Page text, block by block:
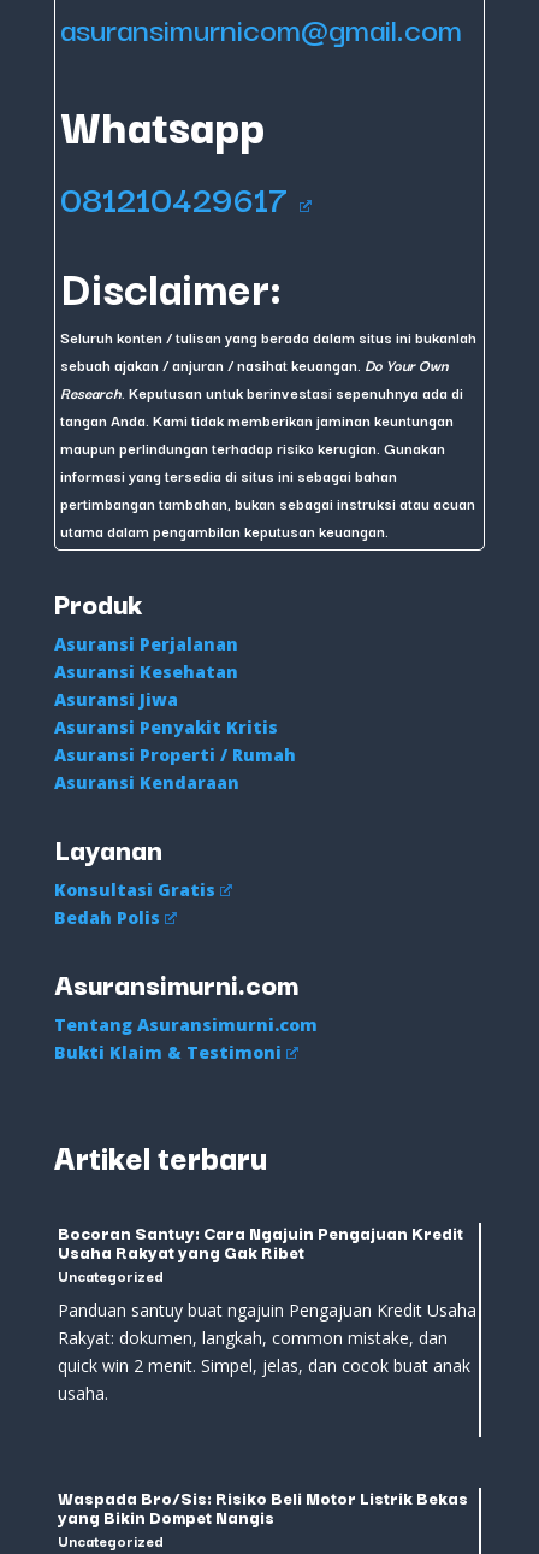
asuransimurnicom@gmail.com
Whatsapp
081210429617
Disclaimer:
Seluruh konten / tulisan yang berada dalam situs ini bukanlah
sebuah ajakan / anjuran / nasihat keuangan. Do Your Own
Research . Keputusan untuk berinvestasi sepenuhnya ada di
tangan Anda. Kami tidak memberikan jaminan keuntungan
maupun perlindungan terhadap risiko kerugian. Gunakan
informasi yang tersedia di situs ini sebagai bahan
pertimbangan tambahan, bukan sebagai instruksi atau acuan
utama dalam pengambilan keputusan keuangan.
Produk
Asuransi Perjalanan
Asuransi Kesehatan
Asuransi Jiwa
Asuransi Penyakit Kritis
Asuransi Properti / Rumah
Asuransi Kendaraan
Layanan
Konsultasi Gratis
Bedah Polis
Asuransimurni.com
Tentang Asuransimurni.com
Bukti Klaim & Testimoni
Artikel terbaru
Bocoran Santuy: Cara Ngajuin Pengajuan Kredit
Usaha Rakyat yang Gak Ribet
Uncategorized
Panduan santuy buat ngajuin Pengajuan Kredit Usaha
Rakyat: dokumen, langkah, common mistake, dan
quick win 2 menit. Simpel, jelas, dan cocok buat anak
usaha.
Waspada Bro/Sis: Risiko Beli Motor Listrik Bekas
yang Bikin Dompet Nangis
Uncategorized